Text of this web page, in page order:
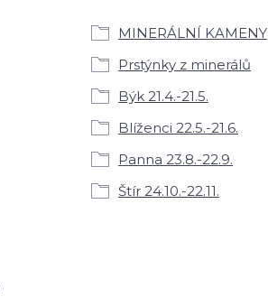
MINERÁLNÍ KAMENY
Prstýnky z minerálů
Býk 21.4.-21.5.
Blíženci 22.5.-21.6.
Panna 23.8.-22.9.
Štír 24.10.-22.11.